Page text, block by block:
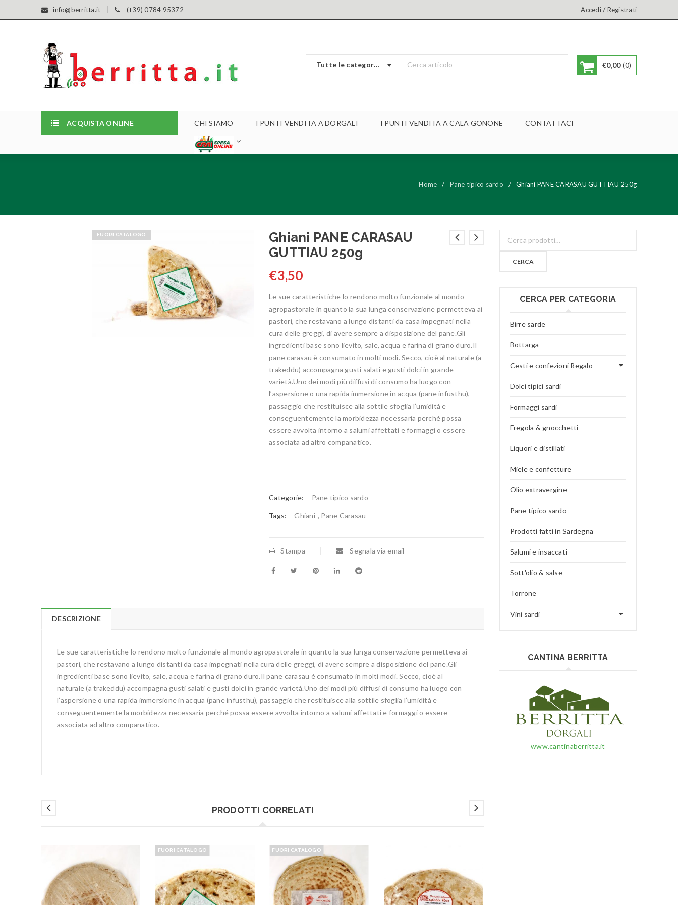
info@berritta.it (+39) 0784 95372 Accedi/ Registrati
Tutte le categorie €0,00 0
ACQUISTA ONLINE CHI SIAMO I PUNTI VENDITA A DORGALI I PUNTI VENDITA A CALA GONONE CONTATTACI
Home / Pane tipico sardo / Ghiani PANE CARASAU GUTTIAU 250g
FUORI CATALOGO
Ghiani PANE CARASAU
GUTTIAU 250g
€3,50
Le sue caratteristiche lo rendono molto funzionale al mondo
agropastorale in quanto la sua lunga conservazione permetteva ai
pastori, che restavano a lungo distanti da casa impegnati nella
cura delle greggi, di avere sempre a disposizione del pane.Gli
ingredienti base sono lievito, sale, acqua e farina di grano duro.Il
pane carasau è consumato in molti modi. Secco, cioè al naturale (a
trakeddu) accompagna gusti salati e gusti dolci in grande
varietà.Uno dei modi più diffusi di consumo ha luogo con
l’aspersione o una rapida immersione in acqua (pane infusthu),
passaggio che restituisce alla sottile sfoglia l’umidità e
conseguentemente la morbidezza necessaria perché possa
essere avvolta intorno a salumi affettati e formaggi o essere
associata ad altro companatico.
Categorie: Pane tipico sardo
Tags: Ghiani , Pane Carasau
Stampa Segnala via email
DESCRIZIONE
Le sue caratteristiche lo rendono molto funzionale al mondo agropastorale in quanto la sua lunga conservazione permetteva ai
pastori, che restavano a lungo distanti da casa impegnati nella cura delle greggi, di avere sempre a disposizione del pane.Gli
ingredienti base sono lievito, sale, acqua e farina di grano duro.Il pane carasau è consumato in molti modi. Secco, cioè al
naturale (a trakeddu) accompagna gusti salati e gusti dolci in grande varietà.Uno dei modi più diffusi di consumo ha luogo con
l’aspersione o una rapida immersione in acqua (pane infusthu), passaggio che restituisce alla sottile sfoglia l’umidità e
conseguentemente la morbidezza necessaria perché possa essere avvolta intorno a salumi affettati e formaggi o essere
associata ad altro companatico.
PRODOTTI CORRELATI
FUORI CATALOGO FUORI CATALOGO
CERCA
CERCA PER CATEGORIA
Birre sarde
Bottarga
Cesti e confezioni Regalo
Dolci tipici sardi
Formaggi sardi
Fregola & gnocchetti
Liquori e distillati
Miele e confetture
Olio extravergine
Pane tipico sardo
Prodotti fatti in Sardegna
Salumi e insaccati
Sott'olio & salse
Torrone
Vini sardi
CANTINA BERRITTA
www.cantinaberritta.it